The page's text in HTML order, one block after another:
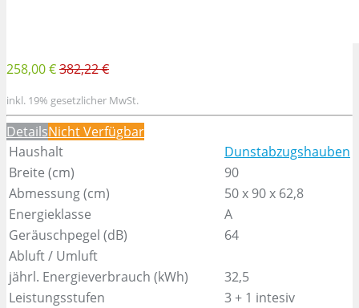
258,00 €382,22 €
inkl. 19% gesetzlicher MwSt.
DetailsNicht Verfügbar
Haushalt
Dunstabzugshauben
Breite (cm)
90
Abmessung (cm)
50 x 90 x 62,8
Energieklasse
A
Geräuschpegel (dB)
64
Abluft / Umluft
jährl. Energieverbrauch (kWh)
32,5
Leistungsstufen
3 + 1 intesiv